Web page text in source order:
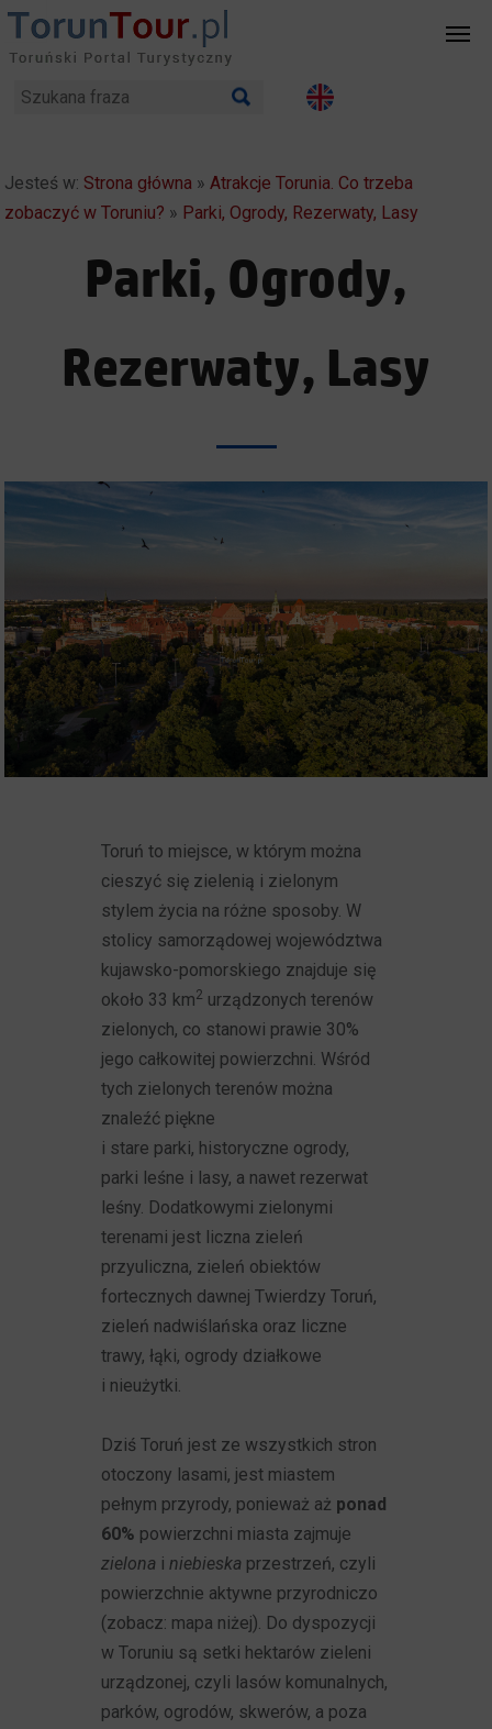
Jesteś w: Strona główna »Atrakcje Torunia. Co trzeba
zobaczyć w Toruniu? » Parki, Ogrody, Rezerwaty, Lasy
Parki, Ogrody,
Rezerwaty, Lasy
Toruń to miejsce, w którym można
cieszyć się zielenią i zielonym
stylem życia na różne sposoby. W
stolicy samorządowej województwa
kujawsko-pomorskiego znajduje się
około 33 km2 urządzonych terenów
zielonych, co stanowi prawie 30%
jego całkowitej powierzchni. Wśród
tych zielonych terenów można
znaleźć piękne
i stare parki, historyczne ogrody,
parki leśne i lasy, a nawet rezerwat
leśny. Dodatkowymi zielonymi
terenami jest liczna zieleń
przyuliczna, zieleń obiektów
fortecznych dawnej Twierdzy Toruń,
zieleń nadwiślańska oraz liczne
trawy, łąki, ogrody działkowe
i nieużytki.
Dziś Toruń jest ze wszystkich stron
otoczony lasami, jest miastem
pełnym przyrody, ponieważ aż ponad
60% powierzchni miasta zajmuje
zielona iniebieska przestrzeń, czyli
powierzchnie aktywne przyrodniczo
(zobacz: mapa niżej). Do dyspozycji
w Toruniu są setki hektarów zieleni
urządzonej, czyli lasów komunalnych,
parków, ogrodów, skwerów, a poza